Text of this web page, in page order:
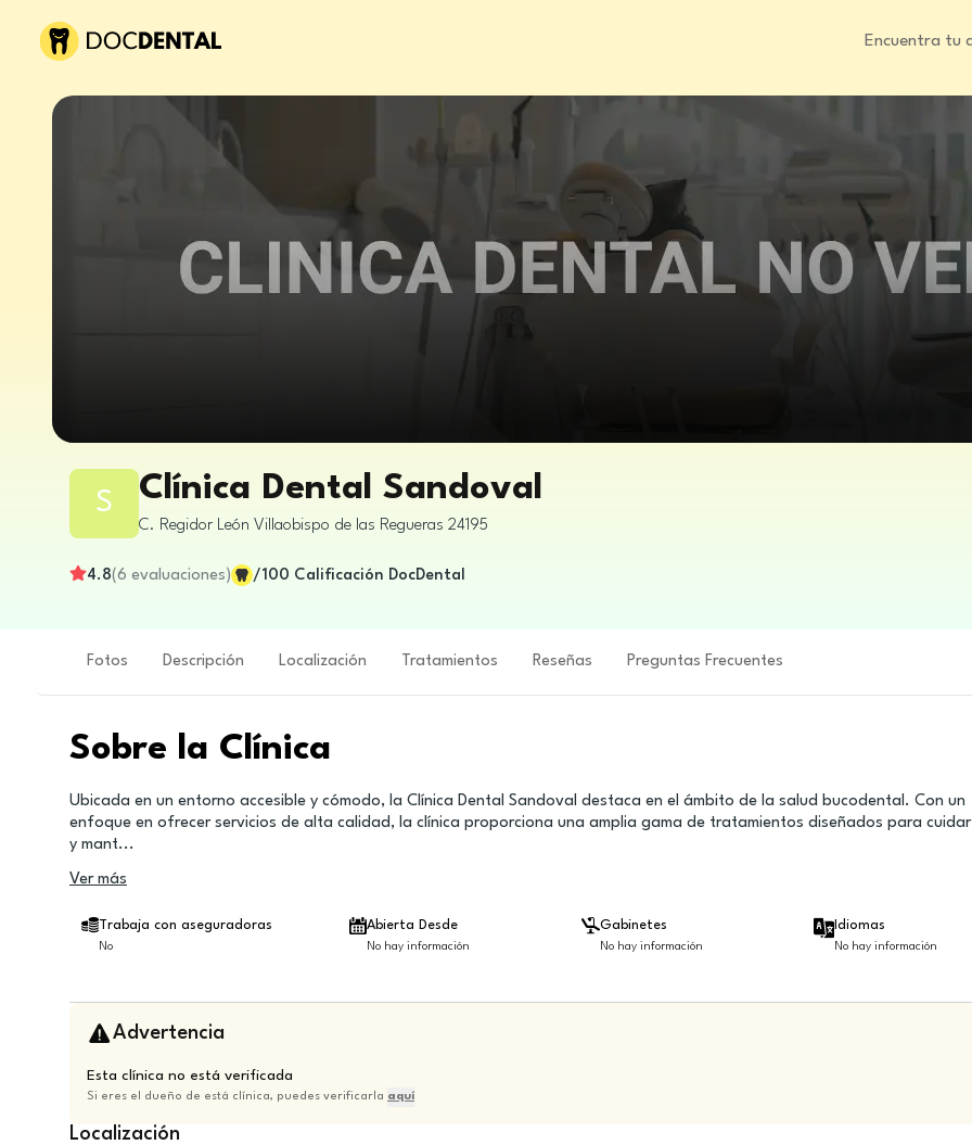
Encuentra tu
S Clínica Dental Sandoval
C. Regidor León Villaobispo de las Regueras 24195
4.8(6 evaluaciones) /100 Calificación DocDental
Fotos Descripción Localización Tratamientos Reseñas Preguntas Frecuentes
Sobre la Clínica
Ubicada en un entorno accesible y cómodo, la Clínica Dental Sandoval destaca en el ámbito de la salud bucodental. Con un
enfoque en ofrecer servicios de alta calidad, la clínica proporciona una amplia gama de tratamientos diseñados para cuidar
y mant...
Ver más
Trabaja con aseguradoras
No
Abierta Desde
No hay información
Gabinetes
No hay información
Idiomas
No hay información
Advertencia
Esta clínica no está verificada
Si eres el dueño de está clínica, puedes verificarla aquí
Localización